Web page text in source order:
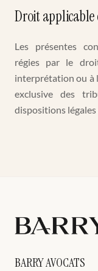
Droit
Les présentes
régies par le
interprétation ou à
exclusive des
dispositions
BARRY AVOCATS